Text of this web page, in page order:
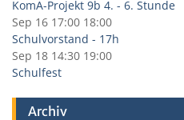
KomA-Projekt 9b 4. - 6. Stunde
Sep 16 17:00 18:00
Schulvorstand - 17h
Sep 18 14:30 19:00
Schulfest
Archiv